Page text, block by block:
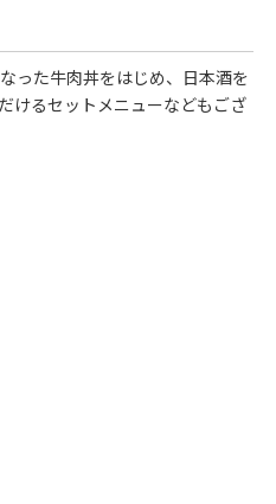
った牛肉丼をはじめ、日本酒を
けるセットメニューなどもござ